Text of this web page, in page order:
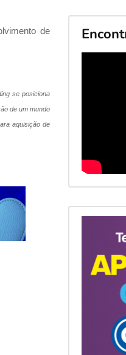
de
se posiciona
de um mundo
aquisição de